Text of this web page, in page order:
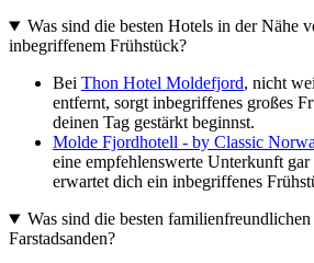
Was sind die besten Hotels in der Nähe
inbegriffenem Frühstück?
Bei Thon Hotel Moldefjord, nicht
entfernt, sorgt inbegriffenes großes
deinen Tag gestärkt beginnst.
Molde Fjordhotell - by Classic
eine empfehlenswerte Unterkunft
erwartet dich ein inbegriffenes
Was sind die besten
Farstadsanden?